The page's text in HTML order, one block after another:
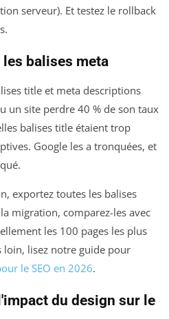
serveur). Et testez le rollback
les balises meta
title et meta descriptions
un site perdre 40 % de son taux
balises title étaient trop
Google les a tronquées, et
exportez toutes les balises
migration, comparez-les avec
les 100 pages les plus
lisez notre guide pour
le SEO en 2026.
du design sur le